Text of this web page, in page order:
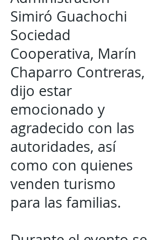
Simiró Guachochi
Sociedad
Cooperativa, Marín
Chaparro Contreras,
dijo estar
emocionado y
agradecido con las
autoridades, así
como con quienes
venden turismo
para las familias.